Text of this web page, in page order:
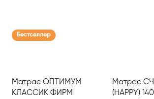
Бестселлер
Матрас ОПТИМУМ
КЛАССИК ФИРМ
Матрас
(HAPPY)